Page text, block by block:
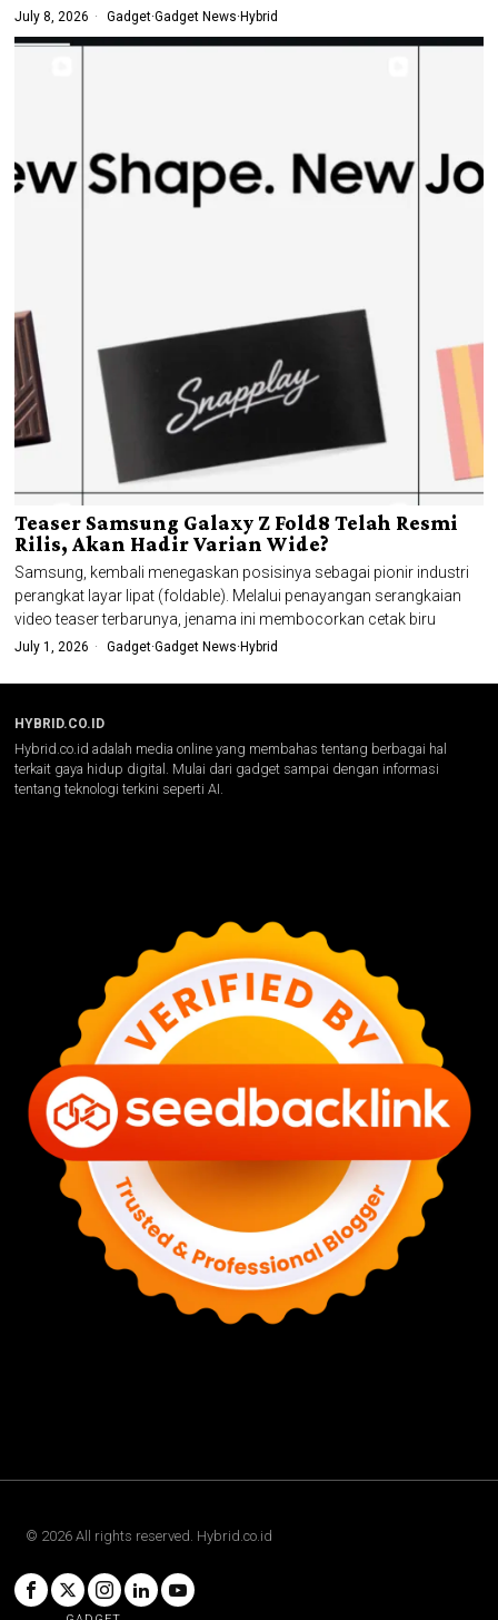
July 8, 2026 Gadget·Gadget News· Hybrid
Teaser Samsung Galaxy Z Fold8 Telah Resmi
Rilis, Akan Hadir Varian Wide?
Samsung, kembali menegaskan posisinya sebagai pionir industri
perangkat layar lipat (foldable). Melalui penayangan serangkaian
video teaser terbarunya, jenama ini membocorkan cetak biru
July 1, 2026 Gadget·Gadget News· Hybrid
HYBRID.CO.ID
Hybrid.co.id adalah media online yang membahas tentang berbagai hal
terkait gaya hidup digital. Mulai dari gadget sampai dengan informasi
tentang teknologi terkini seperti AI.
© 2026 All rights reserved. Hybrid.co.id